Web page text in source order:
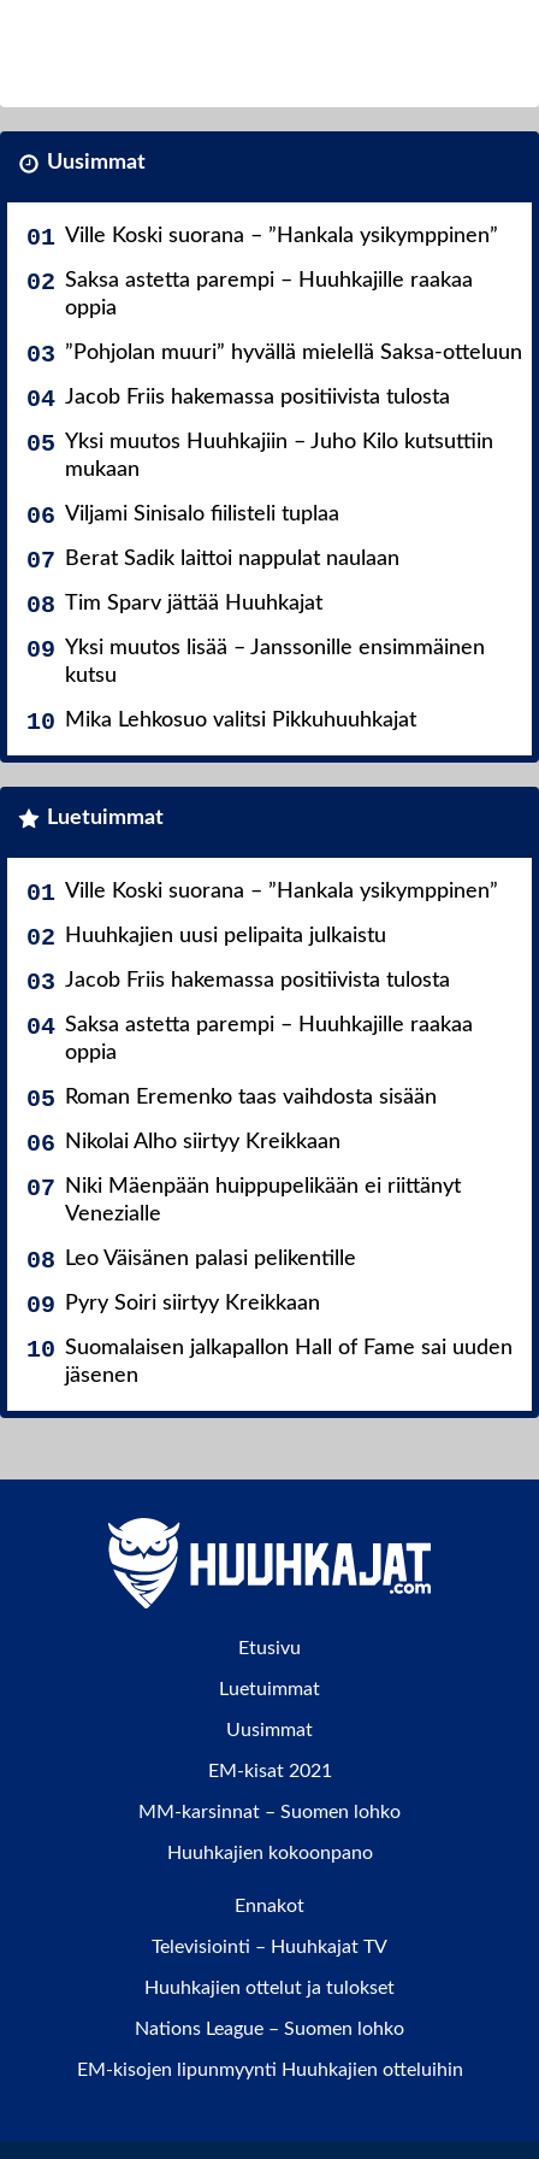
Uusimmat
Ville Koski suorana – ”Hankala ysikymppinen”
Saksa astetta parempi – Huuhkajille raakaa
oppia
”Pohjolan muuri” hyvällä mielellä Saksa-otteluun
Jacob Friis hakemassa positiivista tulosta
Yksi muutos Huuhkajiin – Juho Kilo kutsuttiin
mukaan
Viljami Sinisalo fiilisteli tuplaa
Berat Sadik laittoi nappulat naulaan
Tim Sparv jättää Huuhkajat
Yksi muutos lisää – Janssonille ensimmäinen
kutsu
Mika Lehkosuo valitsi Pikkuhuuhkajat
Luetuimmat
Ville Koski suorana – ”Hankala ysikymppinen”
Huuhkajien uusi pelipaita julkaistu
Jacob Friis hakemassa positiivista tulosta
Saksa astetta parempi – Huuhkajille raakaa
oppia
Roman Eremenko taas vaihdosta sisään
Nikolai Alho siirtyy Kreikkaan
Niki Mäenpään huippupelikään ei riittänyt
Venezialle
Leo Väisänen palasi pelikentille
Pyry Soiri siirtyy Kreikkaan
Suomalaisen jalkapallon Hall of Fame sai uuden
jäsenen
Etusivu
Luetuimmat
Uusimmat
EM-kisat 2021
MM-karsinnat – Suomen lohko
Huuhkajien kokoonpano
Ennakot
Televisiointi – Huuhkajat TV
Huuhkajien ottelut ja tulokset
Nations League – Suomen lohko
EM-kisojen lipunmyynti Huuhkajien otteluihin